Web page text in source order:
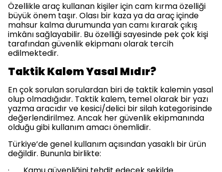
Özellikle araç kullanan kişiler için cam kırma özelliği
büyük önem taşır. Olası bir kaza ya da araç içinde
mahsur kalma durumunda yan camı kırarak çıkış
imkânı sağlayabilir. Bu özelliği sayesinde pek çok kişi
tarafından güvenlik ekipmanı olarak tercih
edilmektedir.
Taktik Kalem Yasal Mıdır?
En çok sorulan sorulardan biri de taktik kalemin yasal
olup olmadığıdır. Taktik kalem, temel olarak bir yazı
yazma aracıdır ve kesici/delici bir silah kategorisinde
değerlendirilmez. Ancak her güvenlik ekipmanında
olduğu gibi kullanım amacı önemlidir.
Türkiye’de genel kullanım açısından yasaklı bir ürün
değildir. Bununla birlikte: